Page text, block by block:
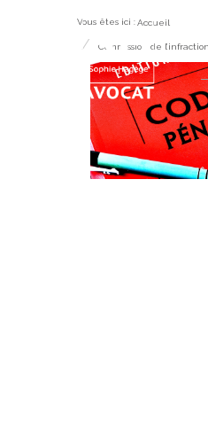
Vous êtes ici :Accueil
Commission de